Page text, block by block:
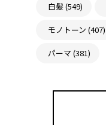
白髪 (549)
モノトーン (407)
パーマ (381)